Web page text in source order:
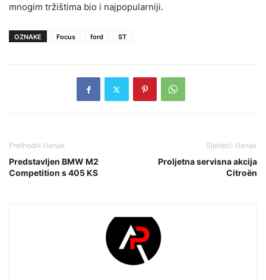
mnogim tržištima bio i najpopularniji.
OZNAKE Focus ford ST
Prethodni članak
Predstavljen BMW M2
Competition s 405 KS
Sljedeći članak
Proljetna servisna akcija
Citroën